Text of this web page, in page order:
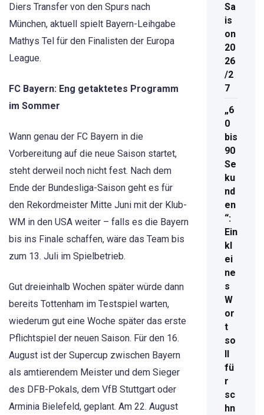
Diers Transfer von den Spurs nach
München, aktuell spielt Bayern-Leihgabe
Mathys Tel für den Finalisten der Europa
League.
FC Bayern: Eng getaktetes Programm
im Sommer
Wann genau der FC Bayern in die
Vorbereitung auf die neue Saison startet,
steht derweil noch nicht fest. Nach dem
Ende der Bundesliga-Saison geht es für
den Rekordmeister Mitte Juni mit der Klub-
WM in den USA weiter – falls es die Bayern
bis ins Finale schaffen, wäre das Team bis
zum 13. Juli im Spielbetrieb.
Gut dreieinhalb Wochen später würde dann
bereits Tottenham im Testspiel warten,
wiederum gut eine Woche später das erste
Pflichtspiel der neuen Saison. Für den 16.
August ist der Supercup zwischen Bayern
als amtierendem Meister und dem Sieger
des DFB-Pokals, dem VfB Stuttgart oder
Arminia Bielefeld, geplant. Am 22. August
Sa
is
on
20
26
/2
7
„6
0
bis
90
Se
ku
nd
en
“:
Ein
kl
ei
ne
s
W
or
t
so
fü
r
sc
hn